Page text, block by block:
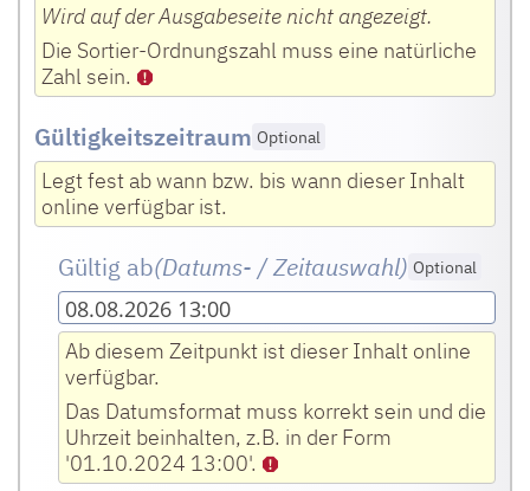
Wird auf der Ausgabeseite nicht angezeigt.
Die Sortier-Ordnungszahl muss eine natürliche
Zahl sein.
Gültigkeitszeitraum Optional
Legt fest ab wann bzw. bis wann dieser Inhalt
online verfügbar ist.
Gültig ab(Datums- / Zeitauswahl) Optional
08.08.2026 13:00
Ab diesem Zeitpunkt ist dieser Inhalt online
verfügbar.
Das Datumsformat muss korrekt sein und die
Uhrzeit beinhalten, z.B. in der Form
'01.10.2024 13:00'.